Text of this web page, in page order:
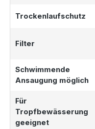
Trockenlaufschutz
Filter
Schwimmende
Ansaugung möglich
Für
Tropfbewässerung
geeignet